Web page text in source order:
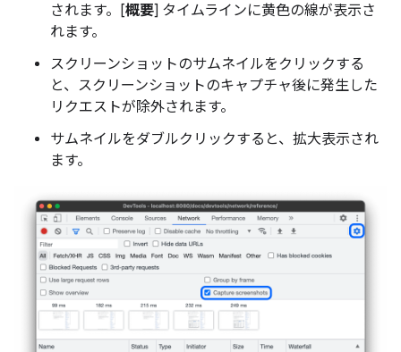
されます。[概要] タイムラインに黄色の線が表示さ
れます。
スクリーンショットのサムネイルをクリックする
と、スクリーンショットのキャプチャ後に発生した
リクエストが除外されます。
サムネイルをダブルクリックすると、拡大表示され
ます。